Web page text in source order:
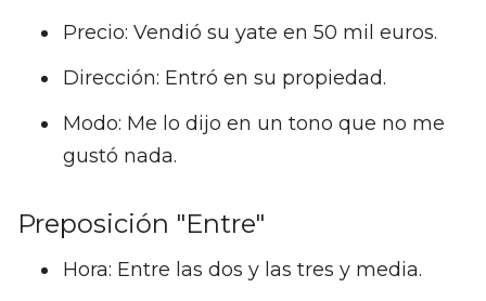
Precio: Vendió su yate en 50 mil euros.
Dirección: Entró en su propiedad.
Modo: Me lo dijo en un tono que no me
gustó nada.
Preposición "Entre"
Hora: Entre las dos y las tres y media.